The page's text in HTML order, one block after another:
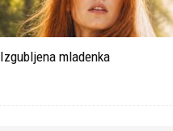
Izgubljena mladenka